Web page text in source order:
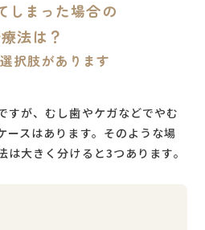
しまった場合の
法は？
択肢があります
すが、むし歯やケガなどでやむ
ースはあります。そのような場
大きく分けると3つあります。